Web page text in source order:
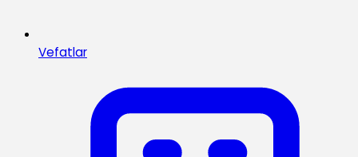
Vefatlar